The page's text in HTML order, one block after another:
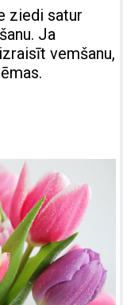
ziedi satur
Ja
vemšanu,